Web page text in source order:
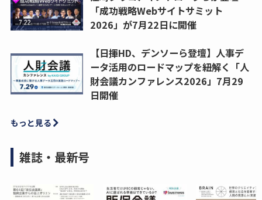
「成功戦略Webサイトサミット
2026」が7月22日に開催
【日揮HD、デンソーら登壇】人事デ
ータ活用のロードマップを紐解く「人
財会議カンファレンス2026」7月29
日開催
もっと見る
雑誌・最新号